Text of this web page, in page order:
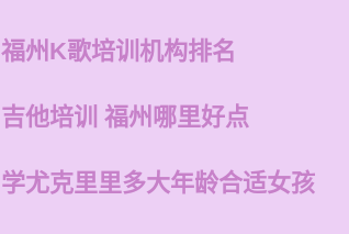
福州K歌培训机构排名
吉他培训 福州哪里好点
学尤克里里多大年龄合适女孩